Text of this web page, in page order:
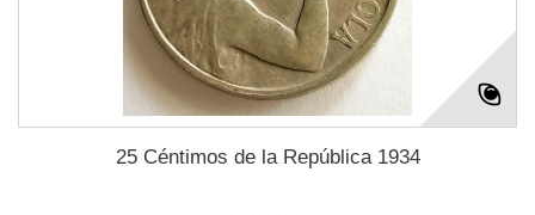
25 Céntimos de la República 1934